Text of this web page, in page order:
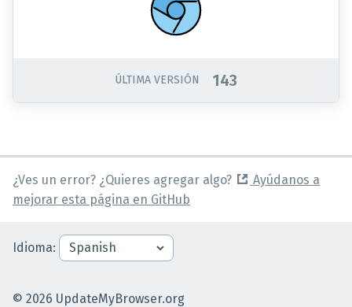
ÚLTIMA VERSIÓN 143
¿Ves un error? ¿Quieres agregar algo?
Ayúdanos a
mejorar esta página en GitHub
© 2026 UpdateMyBrowser.org
Idioma: